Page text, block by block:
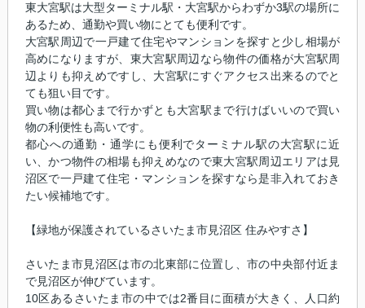
東大宮駅は大型ターミナル駅・大宮駅からわずか3駅の場所に
あるため、通勤や買い物にとても便利です。
大宮駅周辺で一戸建て住宅やマンションを探すと少し相場が
高めになりますが、東大宮駅周辺なら物件の価格が大宮駅周
辺よりも抑えめですし、大宮駅にすぐアクセス出来るのでと
ても狙い目です。
買い物は都心まで行かずとも大宮駅まで行けばいいので買い
物の利便性も高いです。
都心への通勤・通学にも便利でターミナル駅の大宮駅に近
い、かつ物件の相場も抑えめなので東大宮駅周辺エリアは見
沼区で一戸建て住宅・マンションを探すなら是非入れておき
たい候補地です。
【緑地が保護されているさいたま市見沼区 住みやすさ】
さいたま市見沼区は市の北東部に位置し、市の中央部付近ま
で見沼区が伸びています。
10区あるさいたま市の中では2番目に面積が大きく、人口約